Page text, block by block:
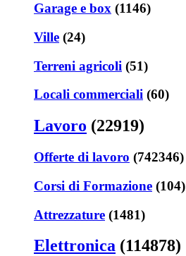
Garage e box (1146)
Ville (24)
Terreni agricoli (51)
Locali commerciali (60)
Lavoro (22919)
Offerte di lavoro (742346)
Corsi di Formazione (104)
Attrezzature (1481)
Elettronica (114878)